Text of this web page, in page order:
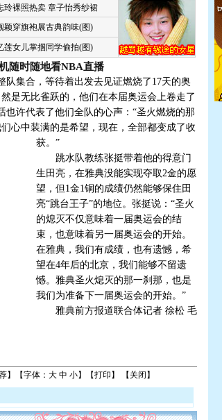
玲裸照热卖 章子怡秀纱裙
颖穿旗袍展古典韵味(图)
莲女儿掌掴同学偷拍(图)
随时随地看NBA直播
队集合，等待着出发去见证燃烧了17天的奥
是无比雀跃的，他们在本届奥运会上卷走了
也许代表了他们全队的心声：“圣火燃烧的那
心中装满的是希望，现在，全部都变成了收
获。”
跳水队教练张挺带着他的得意门
生 田亮，在雅典没能实现夺取2金的愿
望，但1金1铜的成绩仍然能够保住田
亮“跳台王子”的地位。张挺说：“圣火
的熄灭不仅意味着一届奥运会的结
束，也意味着另一届奥运会的开始。
在雅典，我们有成绩，也有遗憾，希
望在4年后的北京，我们能够不留遗
憾。雅典圣火熄灭的那一刹那，也是
我们为准备下一届奥运会的开始。”
雅典前方报道联合体记者 徐松 毛
】【字体： 大 中 小】【打印 】 【 关闭 】